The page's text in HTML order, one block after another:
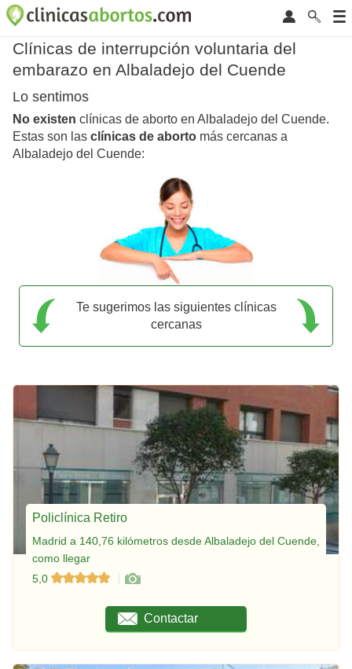
Clínicas de interrupción voluntaria del
embarazo en Albaladejo del Cuende
Lo sentimos
No existen clínicas de aborto en Albaladejo del Cuende.
Estas son las clínicas de aborto más cercanas a
Albaladejo del Cuende:
Te sugerimos las siguientes clínicas
cercanas
Policlínica Retiro
Madrid a 140,76 kilómetros desde Albaladejo del Cuende,
como llegar
5,0
Contactar